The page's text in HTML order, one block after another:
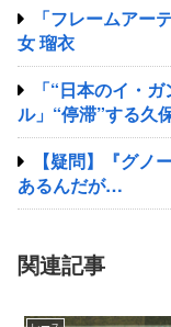
「フレームアー
女 瑠衣
「“日本のイ・
ル」“停滞”する久
【疑問】『グノ
あるんだが…
関連記事